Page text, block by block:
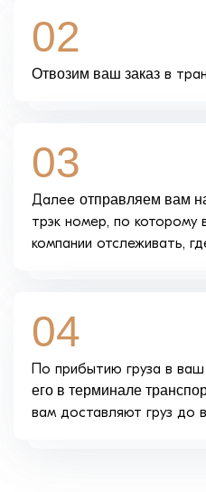
02
Отвозим ваш заказ в
03
Далее отправляем вам
трэк номер, по которому
компании отслеживать,
04
По прибытию груза в
его в терминале
вам доставляют груз до